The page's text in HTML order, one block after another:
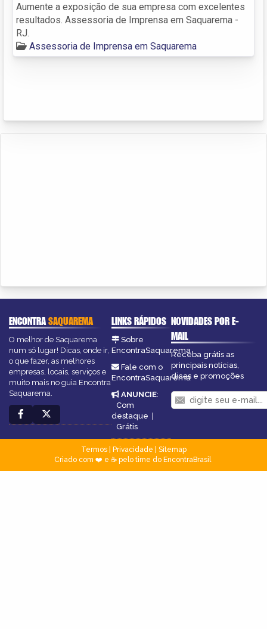
Aumente a exposição de sua empresa com excelentes
resultados. Assessoria de Imprensa em Saquarema -
RJ.
Assessoria de Imprensa em Saquarema
ENCONTRASAQUAREMA
O melhor de Saquarema
num só lugar! Dicas, onde ir,
o que fazer, as melhores
empresas, locais, serviços e
muito mais no guia Encontra
Saquarema.
LINKS RÁPIDOS
Sobre
EncontraSaquarema
Fale com o
EncontraSaquarema
ANUNCIE:
Com
destaque |
Grátis
NOVIDADES POR E-
MAIL
Receba grátis as
principais notícias,
dicas e promoções
Termos| Privacidade
Sitemap
Criado com ❤️ e ☕ pelo time do EncontraBrasil